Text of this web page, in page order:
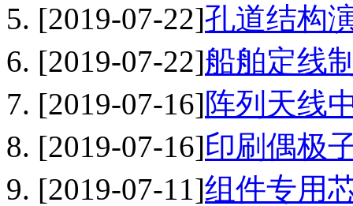
[2019-07-22]孔道结构
[2019-07-22]船舶定线
[2019-07-16]阵列天线
[2019-07-16]印刷偶极
[2019-07-11]组件专用